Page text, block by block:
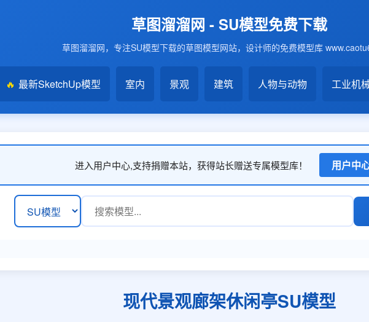
草图溜溜网 - SU模型免费下载
草图溜溜网，专注SU模型下载的草图模型网站，设计师的免费模型库
🔥 最新SketchUp模型 室内 景观 建筑 人物与动物 工业机
进入用户中心,支持捐赠本站，获得站长赠送专属模型库！ 用户中
现代景观廊架休闲亭SU模型